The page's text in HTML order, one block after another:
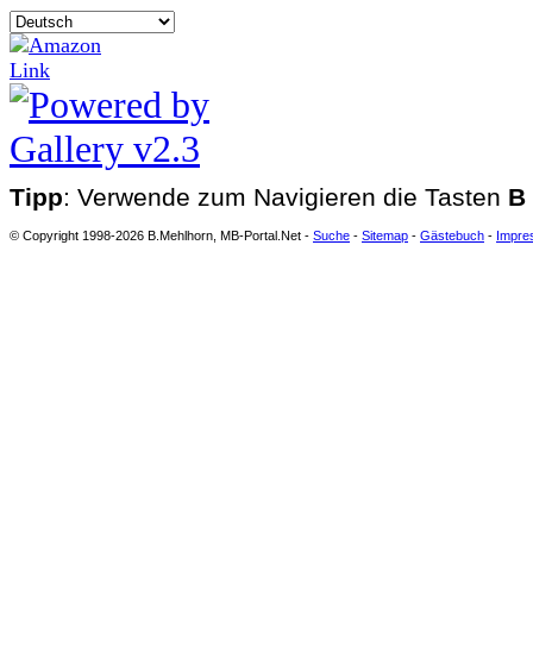
Tipp: Verwende zum Navigieren die Tasten B
© Copyright 1998-2026 B.Mehlhorn, MB-Portal.Net - Suche - Sitemap - Gästebuch -